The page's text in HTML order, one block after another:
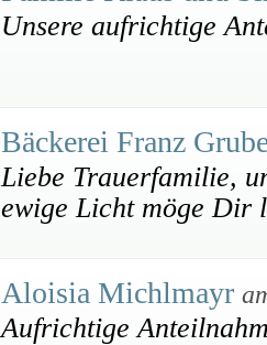
Unsere aufrichtige
Bäckerei Franz
Liebe Trauerfamilie,
ewige Licht möge Dir
Aloisia Michlmayr
Aufrichtige